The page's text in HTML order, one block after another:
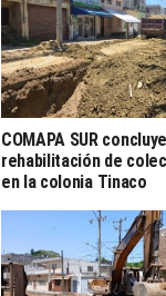
COMAPA SUR concluye
rehabilitación de
en la colonia Tinaco